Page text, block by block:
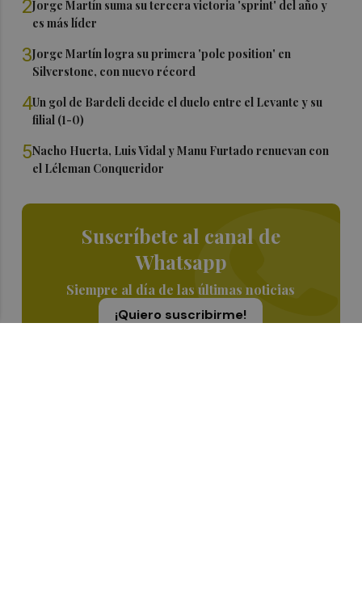
2Jorge Martín suma su tercera victoria 'sprint' del año y
es más líder
3Jorge Martín logra su primera 'pole position' en
Silverstone, con nuevo récord
4Un gol de Bardeli decide el duelo entre el Levante y su
filial (1-0)
5Nacho Huerta, Luis Vidal y Manu Furtado renuevan con
el Léleman Conqueridor
Suscríbete al canal de
Whatsapp
Siempre al día de las últimas noticias
¡Quiero suscribirme!